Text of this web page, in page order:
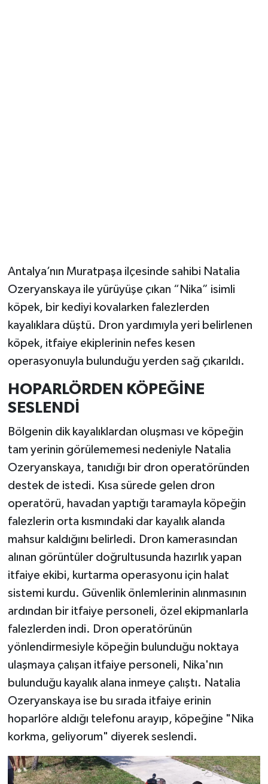
Antalya’nın Muratpaşa ilçesinde sahibi Natalia
Ozeryanskaya ile yürüyüşe çıkan “Nika” isimli
köpek, bir kediyi kovalarken falezlerden
kayalıklara düştü. Dron yardımıyla yeri belirlenen
köpek, itfaiye ekiplerinin nefes kesen
operasyonuyla bulunduğu yerden sağ çıkarıldı.
HOPARLÖRDEN KÖPEĞİNE
SESLENDİ
Bölgenin dik kayalıklardan oluşması ve köpeğin
tam yerinin görülememesi nedeniyle Natalia
Ozeryanskaya, tanıdığı bir dron operatöründen
destek de istedi. Kısa sürede gelen dron
operatörü, havadan yaptığı taramayla köpeğin
falezlerin orta kısmındaki dar kayalık alanda
mahsur kaldığını belirledi. Dron kamerasından
alınan görüntüler doğrultusunda hazırlık yapan
itfaiye ekibi, kurtarma operasyonu için halat
sistemi kurdu. Güvenlik önlemlerinin alınmasının
ardından bir itfaiye personeli, özel ekipmanlarla
falezlerden indi. Dron operatörünün
yönlendirmesiyle köpeğin bulunduğu noktaya
ulaşmaya çalışan itfaiye personeli, Nika'nın
bulunduğu kayalık alana inmeye çalıştı. Natalia
Ozeryanskaya ise bu sırada itfaiye erinin
hoparlöre aldığı telefonu arayıp, köpeğine "Nika
korkma, geliyorum" diyerek seslendi.